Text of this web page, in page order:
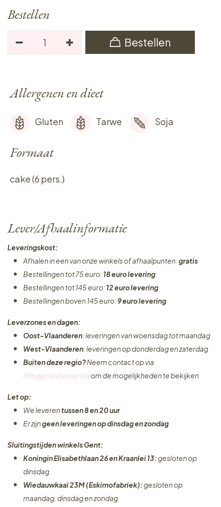
Bestellen
Bestellen
Allergenen en dieet
Gluten Tarwe Soja
Formaat
cake (6 pers.)
Lever/Afhaalinformatie
Leveringskost:
Afhalen in een van onze winkels of afhaalpunten:gratis
Bestellingen tot 75 euro: 18 euro levering
Bestellingen tot 145 euro: 12 euro levering
Bestellingen boven 145 euro: 9 euro levering
Leverzones en dagen:
Oost-Vlaanderen: leveringen van woensdag tot maandag
West-Vlaanderen: leveringen op donderdag en zaterdag
Buiten deze regio?Neem contact op via
info@julieshouse.beom de mogelijkheden te bekijken
Let op:
We leverentussen 8 en 20 uur
Er zijngeen leveringenop dinsdag en zondag
Sluitingstijden winkels Gent:
Koningin Elisabethlaan 26 en Kraanlei 13:gesloten op
dinsdag
Wiedauwkaai 23M (Eskimofabriek):gesloten op
maandag, dinsdag en zondag